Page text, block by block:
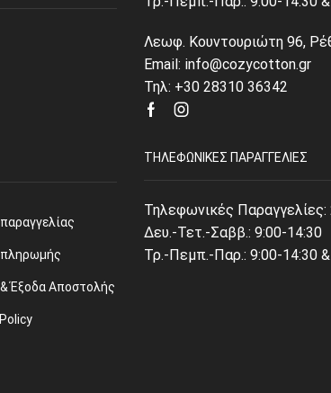
Έξοδα Αποστολής
Λεωφ. Κουντουριώτη 96,
Email: info@cozycotton.gr
Τηλ: +30 28310 36342
FacebookInstagram
ΤΗΛΕΦΩΝΙΚΈΣ ΠΑΡΑΓΓΕΛΊΕΣ
Τηλεφωνικές Παραγγελίες:
Δευ.-Τετ.-Σαββ.: 9:00-14:30
Τρ.-Πεμπ.-Παρ.: 9:00-14:30